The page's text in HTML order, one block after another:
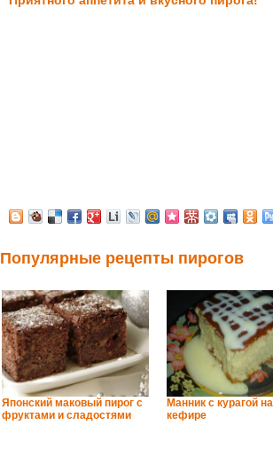
Популярные рецепты пирогов
Японский маковый пирог с
фруктами и сладостями
Манник с курагой на
кефире